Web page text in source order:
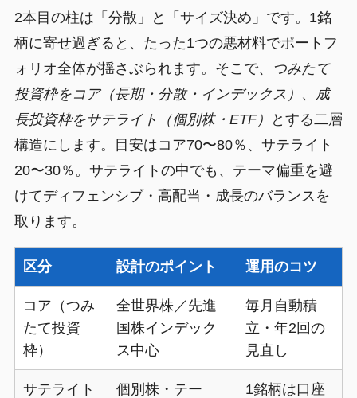
2本目の柱は「分散」と「サイズ決め」です。1銘
柄に寄せ過ぎると、たった1つの悪材料でポートフ
ォリオ全体が揺さぶられます。そこで、
つみたて
投資枠をコア（長期・分散・インデックス） 、
成
長投資枠をサテライト（個別株・ETF）
とする二層
構造にします。目安はコア70〜80％、サテライト
20〜30％。サテライトの中でも、テーマ偏重を避
けてディフェンシブ・高配当・成長のバランスを
取ります。
区分 設計のポイント 運用のコツ
コア（つみ
たて投資
枠）
全世界株／先進
国株インデック
ス中心
毎月自動積
立・年2回の
見直し
サテライト
個別株・テー
1銘柄は口座